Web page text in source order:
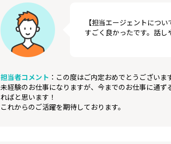
【担当エージェントについ
すごく良かったです。話し
担当者コメント ：この度はご内定おめでとうございま
未経験のお仕事になりますが、今までのお仕事に通
ればと思います！
これからのご活躍を期待しております。